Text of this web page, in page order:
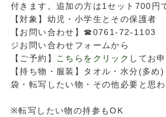
付きます。追加の方は1セット700円
【対象】幼児・小学生とその保護者
【お問い合わせ】☎0761-72-1103
ジお問い合わせフォームから
【ご予約】
こちらをクリック してお
【持ち物・服装】タオル・水分(多め
袋・転写したい物・その他必要と思
※転写したい物の持参もOK